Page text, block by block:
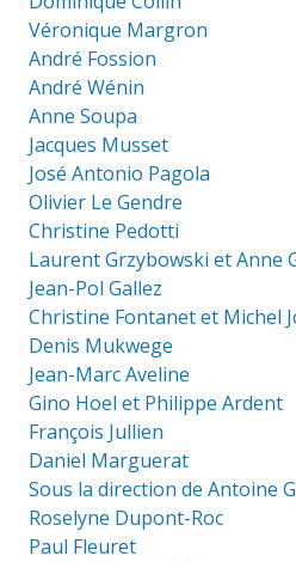
Véronique Margron
André Fossion
André Wénin
Anne Soupa
Jacques Musset
José Antonio Pagola
Olivier Le Gendre
Christine Pedotti
Laurent Grzybowski et Anne
Jean-Pol Gallez
Christine Fontanet et Michel
Denis Mukwege
Jean-Marc Aveline
Gino Hoel et Philippe Ardent
François Jullien
Daniel Marguerat
Sous la direction de Antoine
Roselyne Dupont-Roc
Paul Fleuret